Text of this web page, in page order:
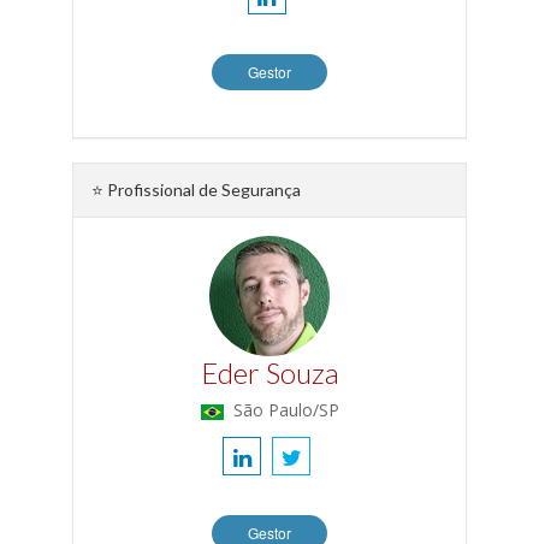
Gestor
⭐ Profissional de Segurança
Eder Souza
São Paulo/SP
Gestor